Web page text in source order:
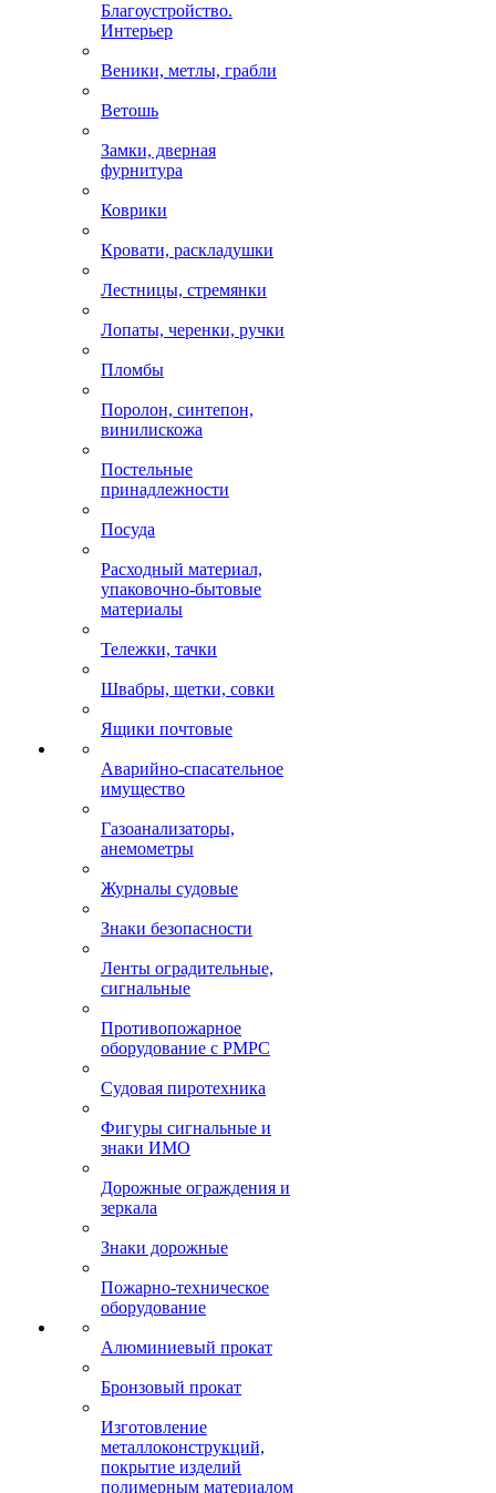
Благоустройство.
Интерьер
Веники, метлы, грабли
Ветошь
Замки, дверная
фурнитура
Коврики
Кровати, раскладушки
Лестницы, стремянки
Лопаты, черенки, ручки
Пломбы
Поролон, синтепон,
винилискожа
Постельные
принадлежности
Посуда
Расходный материал,
упаковочно-бытовые
материалы
Тележки, тачки
Швабры, щетки, совки
Ящики почтовые
Аварийно-спасательное
имущество
Газоанализаторы,
анемометры
Журналы судовые
Знаки безопасности
Ленты оградительные,
сигнальные
Противопожарное
оборудование с РМРС
Судовая пиротехника
Фигуры сигнальные и
знаки ИМО
Дорожные ограждения и
зеркала
Знаки дорожные
Пожарно-техническое
оборудование
Алюминиевый прокат
Бронзовый прокат
Изготовление
металлоконструкций,
покрытие изделий
полимерным материалом